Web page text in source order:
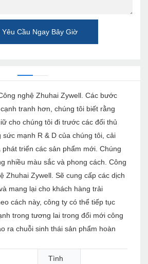
Yêu Cầu Ngay Bây Giờ
nghệ Zhuhai Zywell. Các bước
tranh hơn, chúng tôi biết rằng
cho chúng tôi đi trước các đối thủ
mạnh R & D của chúng tôi, cải
triển các sản phẩm mới. Chúng
nhiều màu sắc và phong cách. Công
Zhuhai Zywell. Sẽ cung cấp các dịch
mang lại cho khách hàng trải
cách này, công ty có thể tiếp tục
trong tương lai trong đổi mới công
ra chuỗi sinh thái sản phẩm hoàn
Tình